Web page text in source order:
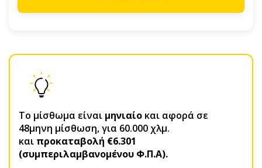
Το μίσθωμα είναι μηνιαίο και αφορά σε
48μηνη μίσθωση, για 60.000 χλμ.
και προκαταβολή €6.301
(συμπεριλαμβανομένου Φ.Π.Α).